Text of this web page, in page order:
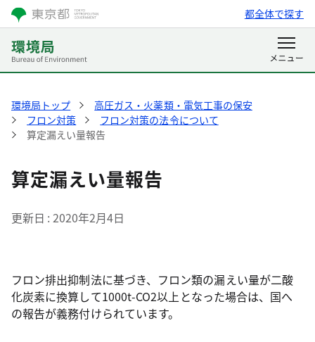
都全体で探す
環境局トップ
高圧ガス・火薬類・電気工事の保安
フロン対策
フロン対策の法令について
算定漏えい量報告
算定漏えい量報告
更新日 2020年2月4日
フロン排出抑制法に基づき、フロン類の漏えい量が二酸
化炭素に換算して1000t-CO2以上となった場合は、国へ
の報告が義務付けられています。